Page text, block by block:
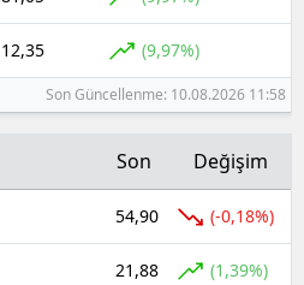
Karabük
Kilis
Osmaniye
12,35 (9,97%)
Son Güncellenme: 10.08.2026 11:58
Son Değişim
54,90 (-0,18%)
21,88 (1,39%)